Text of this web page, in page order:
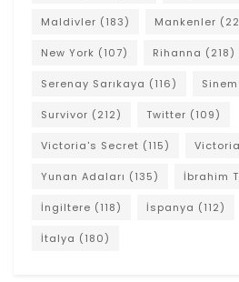
Maldivler (183) Mankenler
New York (107) Rihanna (218)
Serenay Sarıkaya (116)
Survivor (212) Twitter (109)
Victoria's Secret (115)
Yunan Adaları (135) İbrahim
İngiltere (118) İspanya (112)
İtalya (180)